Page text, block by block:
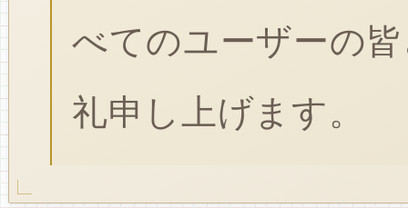
べてのユーザーの
礼申し上げます。